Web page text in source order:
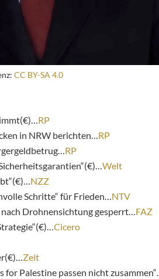
CC BY-SA 4.0
RP
in NRW berichten… RP
RP
Welt
NZZ
Schritte“ für Frieden… NTV
Drohnensichtung gesperrt… FAZ
Cicero
Zeit
Palestine passen nicht zusammen“…